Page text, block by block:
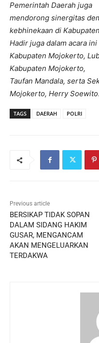
Pemerintah Daerah juga
mendorong sinergitas
kebhinekaan di
Hadir juga dalam acara
Kabupaten Mojokerto,
Kabupaten Mojokerto,
Taufan Mandala, serta
Mojokerto, Herry Soewito
TAGS DAERAH POLRI
Previous article
BERSIKAP TIDAK SOPAN
DALAM SIDANG HAKIM
GUSAR, MENGANCAM
AKAN MENGELUARKAN
TERDAKWA